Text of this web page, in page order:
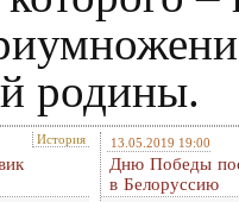
родины.
История 13.05.2019 19:00
Дню Победы
в Белоруссию